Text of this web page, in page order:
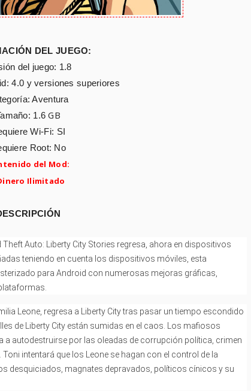
DEL JUEGO:
del juego: 1.8
4.0 y versiones superiores
Aventura
1.6 GB
Wi-Fi: SI
Root: No
del Mod:
Ilimitado
Auto: Liberty City Stories regresa, ahora en dispositivos
teniendo en cuenta los dispositivos móviles, esta
para Android con numerosas mejoras gráficas,
Leone, regresa a Liberty City tras pasar un tiempo escondido
de Liberty City están sumidas en el caos. Los mafiosos
a autodestruirse por las oleadas de corrupción política, crimen
intentará que los Leone se hagan con el control de la
desquiciados, magnates depravados, políticos cínicos y su